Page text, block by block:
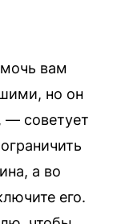
вам
но он
— советует
а во
его.